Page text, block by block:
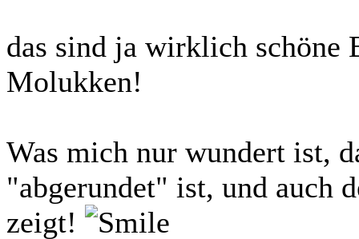
das sind ja wirklich schöne
Molukken!
Was mich nur wundert ist,
"abgerundet" ist, und auch
zeigt!